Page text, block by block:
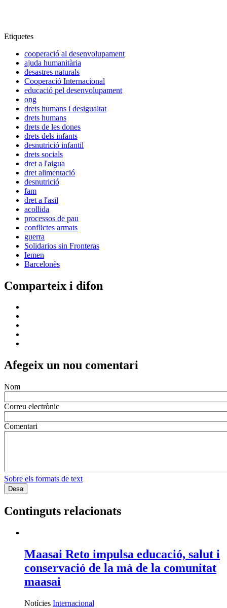
Etiquetes
cooperació al desenvolupament
ajuda humanitària
desastres naturals
Cooperació Internacional
educació pel desenvolupament
ong
drets humans i desigualtat
drets humans
drets de les dones
drets dels infants
desnutrició infantil
drets socials
dret a l'aigua
dret alimentació
desnutrició
fam
dret a l'asil
acollida
processos de pau
conflictes armats
guerra
Solidarios sin Fronteras
Iemen
Barcelonès
Comparteix i difon
Afegeix un nou comentari
Nom
Correu electrònic
Comentari
Sobre els formats de text
Continguts relacionats
Maasai Reto impulsa educació, salut i
conservació de la mà de la comunitat
maasai
Notícies Internacional